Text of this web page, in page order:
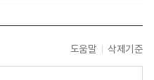
도움말 삭제기준